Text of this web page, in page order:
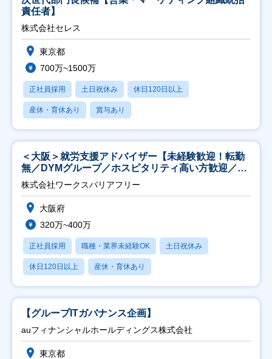
責任者】
株式会社セレス
東京都
700万~1500万
正社員採用 土日祝休み 休日120日以上
産休・育休あり 賞与あり
＜大阪＞就労支援アドバイザー【未経験歓迎！転勤
無／DYMグループ／ホスピタリティ高い方歓迎／土
日祝】
株式会社ワークスバリアフリー
大阪府
320万~400万
正社員採用 職種・業界未経験OK 土日祝休み
休日120日以上 産休・育休あり
【グループITガバナンス企画】
auフィナンシャルホールディングス株式会社
東京都